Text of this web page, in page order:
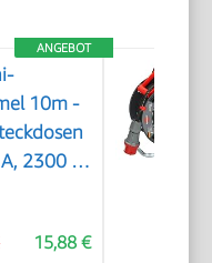
ANGEBOT
10m -
2300 W
- mit
15,88 €